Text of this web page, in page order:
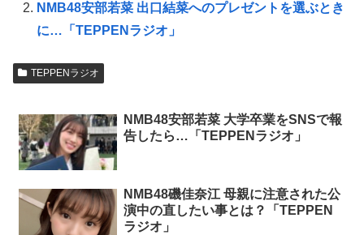
NMB48安部若菜 出口結菜へのプレゼントを選ぶとき
に…「TEPPENラジオ」
TEPPENラジオ
NMB48安部若菜 大学卒業をSNSで報
告したら…「TEPPENラジオ」
NMB48磯佳奈江 母親に注意された公
演中の直したい事とは？「TEPPEN
ラジオ」